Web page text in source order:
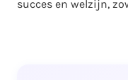
succes en welzijn,